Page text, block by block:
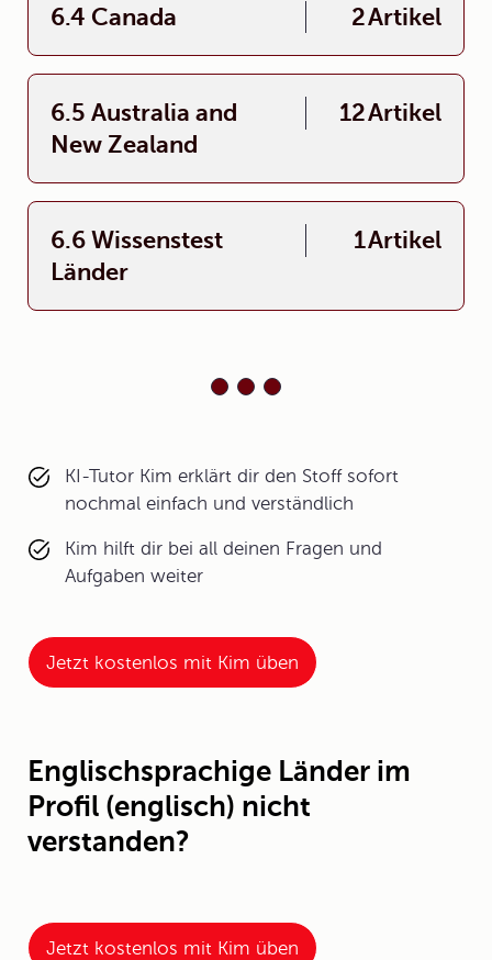
6.4 Canada 2Artikel
6.5 Australia and
New Zealand
12Artikel
6.6 Wissenstest
Länder
1Artikel
KI-Tutor Kim erklärt dir den Stoff sofort
nochmal einfach und verständlich
Kim hilft dir bei all deinen Fragen und
Aufgaben weiter
Jetzt kostenlos mit Kim üben
Englischsprachige Länder im
Profil (englisch) nicht
verstanden?
Jetzt kostenlos mit Kim üben